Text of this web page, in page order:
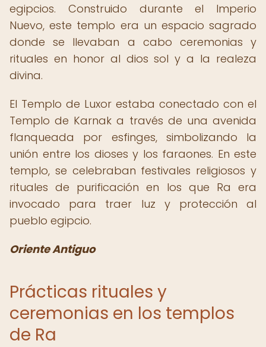
egipcios. Construido durante el Imperio
Nuevo, este templo era un espacio sagrado
donde se llevaban a cabo ceremonias y
rituales en honor al dios sol y a la realeza
divina.
El Templo de Luxor estaba conectado con el
Templo de Karnak a través de una avenida
flanqueada por esfinges, simbolizando la
unión entre los dioses y los faraones. En este
templo, se celebraban festivales religiosos y
rituales de purificación en los que Ra era
invocado para traer luz y protección al
pueblo egipcio.
Oriente Antiguo
Prácticas rituales y
ceremonias en los templos
de Ra